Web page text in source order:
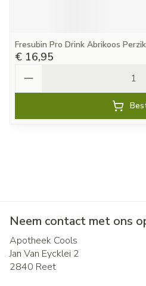
Fresubin Pro Drink Abrikoos
€ 16,95
Neem contact met ons
Apotheek Cools
Jan Van Eycklei 2
2840 Reet